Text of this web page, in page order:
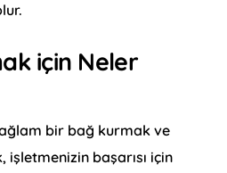
için Neler
bir bağ kurmak ve
işletmenizin başarısı için